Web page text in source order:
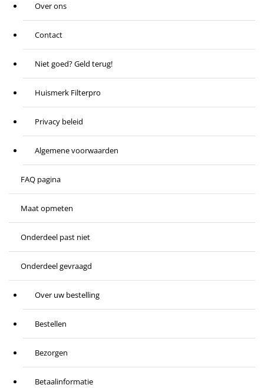
Over ons
Contact
Niet goed? Geld terug!
Huismerk Filterpro
Privacy beleid
Algemene voorwaarden
FAQ pagina
Maat opmeten
Onderdeel past niet
Onderdeel gevraagd
Over uw bestelling
Bestellen
Bezorgen
Betaalinformatie